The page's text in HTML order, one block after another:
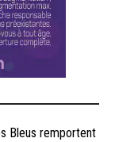
Bleus remportent